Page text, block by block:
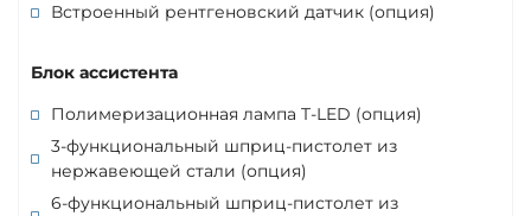
Встроенный рентгеновский датчик (опция)
Блок ассистента
Полимеризационная лампа T-LED (опция)
3-функциональный шприц-пистолет из
нержавеющей стали (опция)
6-функциональный шприц-пистолет из